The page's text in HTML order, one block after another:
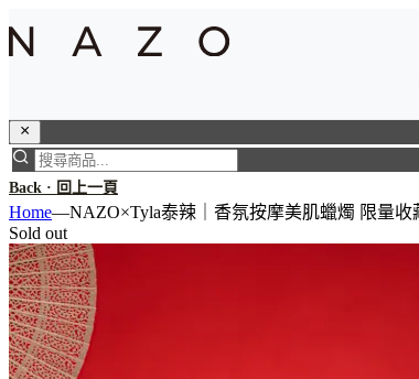
Back · 回上一頁
Home—NAZO×Tyla泰辣｜香氛按摩美肌蠟燭 限量收
Sold out